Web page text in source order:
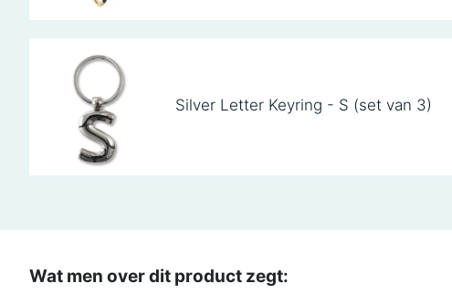
Silver Letter Keyring - S (set van 3)
Wat men over dit product zegt: